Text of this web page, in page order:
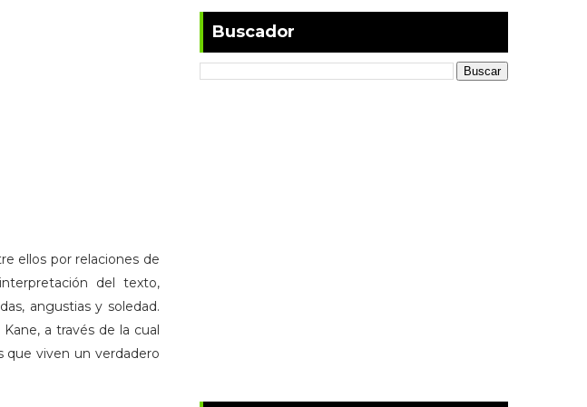
ellos por relaciones de
del texto,
angustias y soledad.
a través de la cual
que viven un verdadero
Buscador